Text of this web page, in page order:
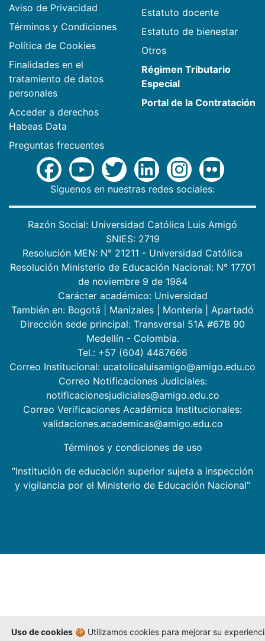
Aviso de Privacidad
Términos y Condiciones
Política de Cookies
Finalidades en el
tratamiento de datos
personales
Acceder a derechos
Habeas Data
Preguntas frecuentes
Estatuto docente
Estatuto de bienestar
Otros
Régimen Tributario
Especial
Portal de la Contratación
Síguenos en nuestras redes sociales:
Razón Social: Universidad Católica Luis Amigó
SNIES: 2719
Resolución MEN: N° 21211 - Universidad Católica
Resolución Ministerio de Educación Nacional: N° 17701
de noviembre 9 de 1984
Carácter académico: Universidad
También en: Bogotá Manizales Montería
Apartadó
Dirección sede principal: Transversal 51A #67B 90
Medellín - Colombia.
Tel.: +57 (604) 4487666
Correo Institucional: ucatolicaluisamigo@amigo.edu.co
Correo Notificaciones Judiciales:
notificacionesjudiciales@amigo.edu.co
Correo Verificaciones Académica Institucionales:
validaciones.academicas@amigo.edu.co
Términos y condiciones de uso
“Institución de educación superior sujeta a inspección
y vigilancia por el Ministerio de Educación Nacional”
Uso de cookies 🍪 Utilizamos cookies para mejorar su